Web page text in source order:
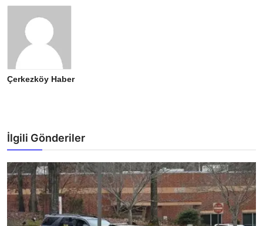
Çerkezköy Haber
İlgili Gönderiler